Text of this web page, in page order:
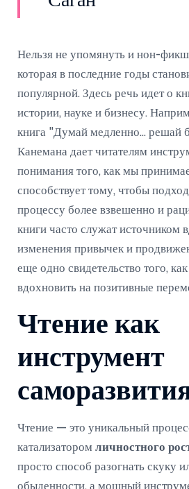
Нельзя не упомянуть и нон-
которая в последние годы
популярной. Здесь речь идет о
истории, науке и бизнесу.
книга "Думай медленно... решай
Канемана дает читателям
понимания того, как мы
способствует тому, чтобы
процессу более взвешенно и
книги часто служат источником
изменения привычек и
еще одно свидетельство того,
вдохновить на позитивные
Чтение как
инструмент
Чтение — это уникальный
катализатором личностного
просто способ разогнать скуку
обыденности, а мощный